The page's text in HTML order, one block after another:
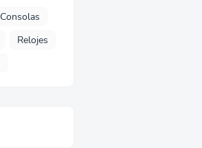
Consolas
Relojes